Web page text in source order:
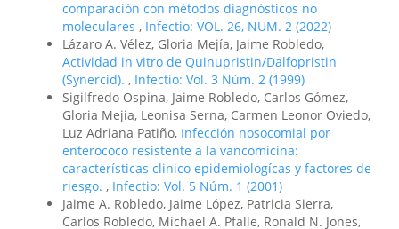
comparación con métodos diagnósticos no
moleculares , Infectio: VOL. 26, NUM. 2 (2022)
Lázaro A. Vélez, Gloria Mejía, Jaime Robledo,
Actividad in vitro de Quinupristin/Dalfopristin
(Synercid). , Infectio: Vol. 3 Núm. 2 (1999)
Sigilfredo Ospina, Jaime Robledo, Carlos Gómez,
Gloria Mejia, Leonisa Serna, Carmen Leonor Oviedo,
Luz Adriana Patiño, Infección nosocomial por
enterococo resistente a la vancomicina:
características clinico epidemiologícas y factores de
riesgo. , Infectio: Vol. 5 Núm. 1 (2001)
Jaime A. Robledo, Jaime López, Patricia Sierra,
Carlos Robledo, Michael A. Pfalle, Ronald N. Jones,